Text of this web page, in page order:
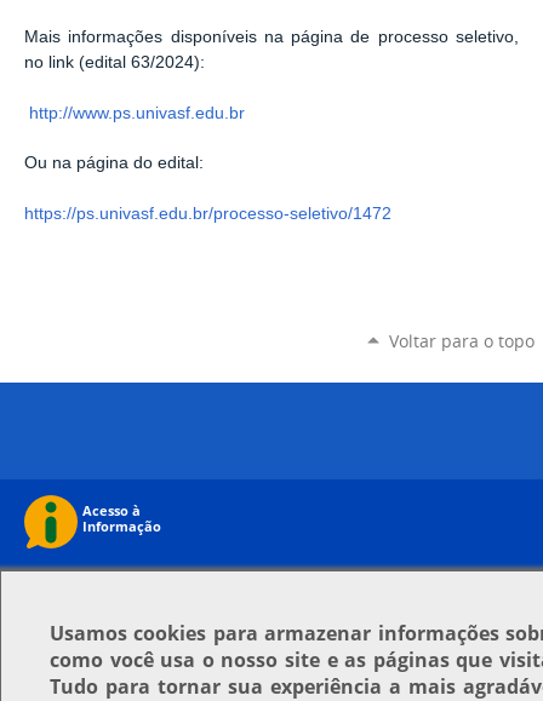
Mais informações disponíveis na página de processo seletivo,
no link (edital 63/2024):
http://www.ps.univasf.edu.br
Ou na página do edital:
https://ps.univasf.edu.br/processo-seletivo/1472
Voltar para o topo
Usamoscookies para armazenar informações
como você usa o nosso site e as páginas que
Tudo para tornar sua experiência a mais